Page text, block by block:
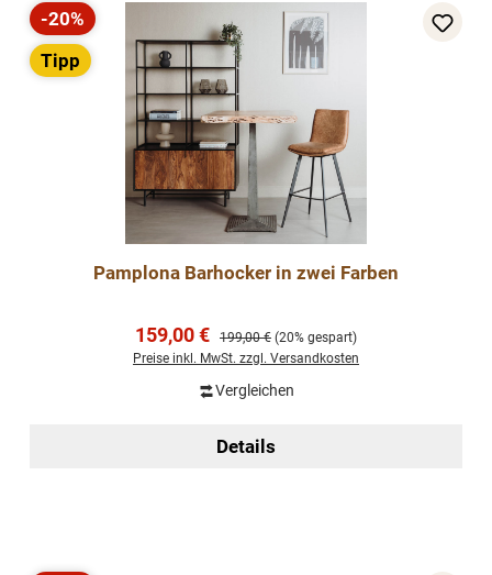
Rabatt
-20%
Tipp
Pamplona Barhocker in zwei Farben
Verkaufspreis:
159,00 € Regulärer Preis:
199,00 € (20% gespart)
Preise inkl. MwSt. zzgl. Versandkosten
Vergleichen
Details